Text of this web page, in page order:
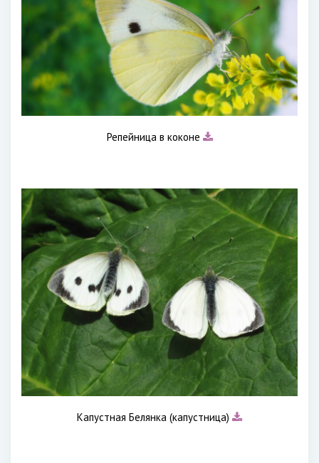
Репейница в коконе
Капустная Белянка (капустница)